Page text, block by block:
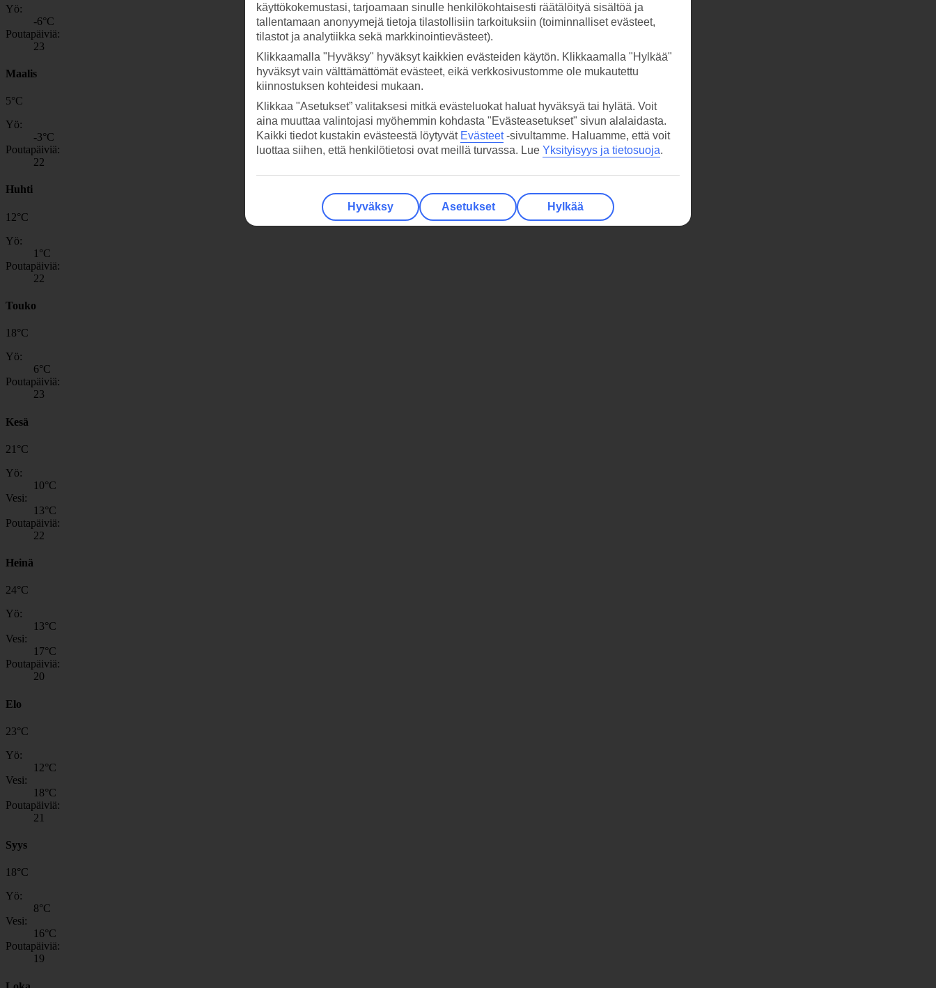
Yö:
-6°C
Poutapäiviä:
23
Maalis
5°C
Yö:
-3°C
Poutapäiviä:
22
Huhti
12°C
Yö:
1 °C
Poutapäiviä:
22
Touko
18°C
Yö:
6°C
Poutapäiviä:
23
Kesä
21 °C
Yö:
10°C
Vesi:
13°C
Poutapäiviä:
22
Heinä
24°C
Yö:
13°C
Vesi:
17°C
Poutapäiviä:
20
Elo
23°C
Yö:
12°C
Vesi:
18°C
Poutapäiviä:
21
Syys
18°C
Yö:
8°C
Vesi:
16°C
Poutapäiviä:
19
käyttökokemustasi, tarjoamaan sinulle henkilökohtaisesti räätälöityä sisältöä ja
tallentamaan anonyymejä tietoja tilastollisiin tarkoituksiin (toiminnalliset evästeet,
tilastot ja analytiikka sekä markkinointievästeet).
Klikkaamalla "Hyväksy" hyväksyt kaikkien evästeiden käytön. Klikkaamalla "Hylkää"
hyväksyt vain välttämättömät evästeet, eikä verkkosivustomme ole mukautettu
kiinnostuksen kohteidesi mukaan.
Klikkaa "Asetukset” valitaksesi mitkä evästeluokat haluat hyväksyä tai hylätä. Voit
aina muuttaa valintojasi myöhemmin kohdasta "Evästeasetukset" sivun alalaidasta.
Kaikki tiedot kustakin evästeestä löytyvät Evästeet-sivultamme. Haluamme, että voit
luottaa siihen, että henkilötietosi ovat meillä turvassa. Lue Yksityisyys ja tietosuoja.
Hyväksy Asetukset Hylkää